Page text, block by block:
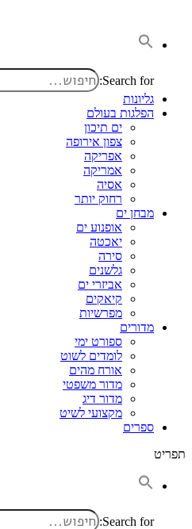
Search for:
גליונות
הפלגות בעולם
ים תיכון
צפון אירופה
אפריקה
אמריקה
אסיה
רחוק יותר
מבחן ים
אופנוע ים
יאכטה
סירה
גלשנים
אביזרי ים
קיאקים
מפרשיות
מדורים
ספורט ימי
לומדים לשוט
אורח מהים
מדור משפטי
מדור דיג
מקצועי לשיט
ספרים
תפריט
Search for: